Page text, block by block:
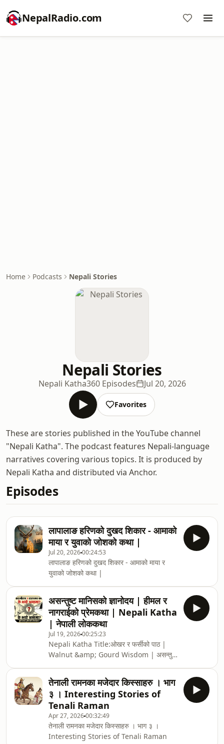
NepalRadio.com
Home Podcasts Nepali Stories
Nepali Stories
Nepali Katha360 Episodes Jul 20, 2026
Favorites
These are stories published in the YouTube channel
"Nepali Katha". The podcast features Nepali-language
narratives covering various topics. It is produced by
Nepali Katha and distributed via Anchor.
Episodes
लापालाङ हरिणको दुखद शिकार - आमाको
माया र युवाको जोशको कथा |
Jul 20, 202600:24:53
लापालाङ हरिणको दुखद शिकार - आमाको माया र
युवाको जोशको कथा |
असन्तुष्ट मानिसको ज्ञानोदय | हीमल र
नागराईको प्रेमकथा | Nepali Katha
| नेपाली लोककथा
Jul 19, 202600:25:23
Nepali Katha Title:ओखर र फर्सीको पाठ |
Walnut &amp; Gourd Wisdom | असन्तुष्ट
बुद्धिमत्ता | Divine Wisdom Story | असन्तुष्ट
मानिसको ज्ञानोदय | Nepali Kathaहीमल र
नागराईको प्रेमकथा | Heemal Nagrai Love
Story | काश्मीरको लोककथा | Nepali Katha
🙏 असन्तुष्ट मानिसको ज्ञानोदय | The
Malcontent&#39;s Enlightenment |
काश्मीरको लोककथायो एउटा प्रेरणादायक नेपाली
तेनाली रामनका मजेदार किस्साहरु । भाग
३ । Interesting Stories of
Tenali Raman
Apr 27, 202600:32:49
तेनाली रामनका मजेदार किस्साहरु । भाग ३ ।
Interesting Stories of Tenali Raman